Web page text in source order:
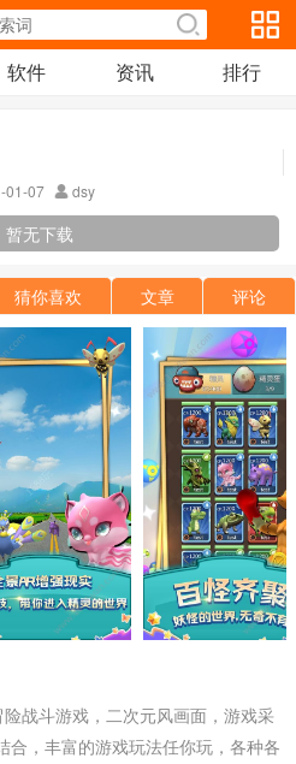
软件 资讯 排行
01-07 dsy
暂无下载
猜你喜欢 文章 评论
战斗游戏，二次元风画面，游戏采
合，丰富的游戏玩法任你玩，各种各